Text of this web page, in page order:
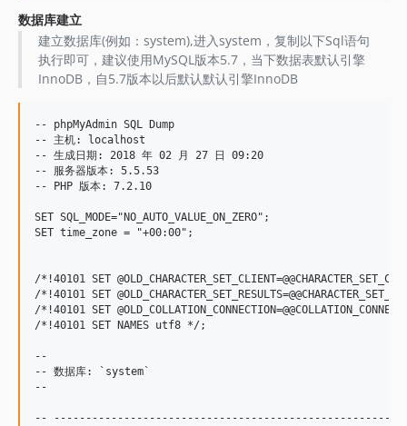
数据库建立
建立数据库(例如：system),进入system，复制以下Sql语句
执行即可，建议使用MySQL版本5.7，当下数据表默认引擎
InnoDB，自5.7版本以后默认默认引擎InnoDB
-- phpMyAdmin SQL Dump
-- 主机: localhost
-- 生成日期: 2018 年 02 月 27 日 09:20
-- 服务器版本: 5.5.53
-- PHP 版本: 7.2.10
SET SQL_MODE="NO_AUTO_VALUE_ON_ZERO";
SET time_zone = "+00:00";
/*!40101 SET
/*!40101 SET
/*!40101 SET
/*!40101 SET NAMES utf8 */;
--
-- 数据库: `system`
--
--